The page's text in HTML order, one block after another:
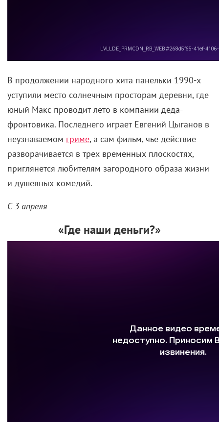
В продолжении народного хита панельки 1990-х
уступили место солнечным просторам деревни, где
юный Макс проводит лето в компании деда-
фронтовика. Последнего играет Евгений Цыганов в
неузнаваемом гриме, а сам фильм, чье действие
разворачивается в трех временных плоскостях,
приглянется любителям загородного образа жизни
и душевных комедий.
С 3 апреля
«Где наши деньги?»